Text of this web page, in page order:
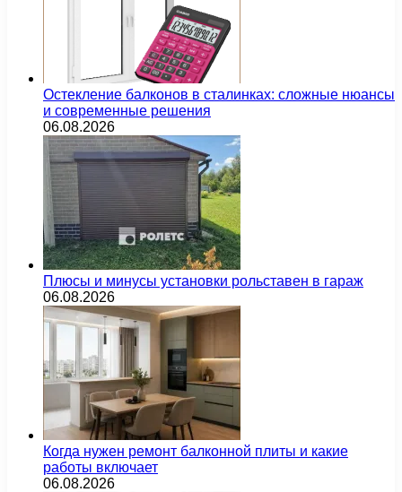
Остекление балконов в сталинках: сложные нюансы
и современные решения
06.08.2026
Плюсы и минусы установки рольставен в гараж
06.08.2026
Когда нужен ремонт балконной плиты и какие
работы включает
06.08.2026